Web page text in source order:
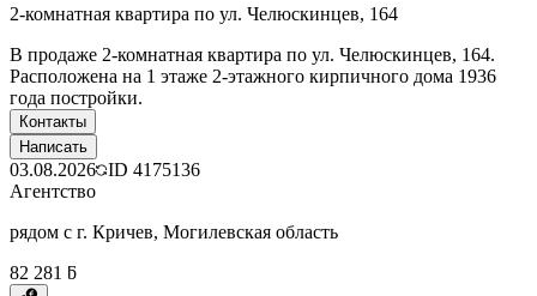
2-комнатная квартира по ул. Челюскинцев, 164
В продаже 2-комнатная квартира по ул. Челюскинцев, 164.
Расположена на 1 этаже 2-этажного кирпичного дома 1936
года постройки.
Контакты
Написать
03.08.2026 ID 4175136
Агентство
рядом с г. Кричев, Могилевская область
82 281 ƃ